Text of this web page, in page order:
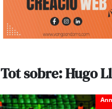
Tot sobre: Hugo